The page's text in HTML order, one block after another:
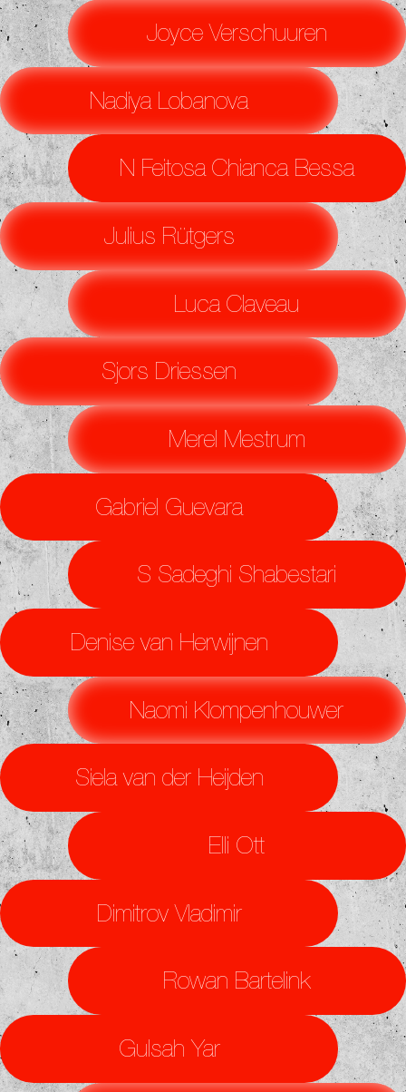
Joyce Verschuuren
Nadiya Lobanova
N Feitosa Chianca Bessa
Julius Rütgers
Luca Claveau
Sjors Driessen
Merel Mestrum
Gabriel Guevara
S Sadeghi Shabestari
Denise van Herwijnen
Naomi Klompenhouwer
Siela van der Heijden
Elli Ott
Dimitrov Vladimir
Rowan Bartelink
Gulsah Yar